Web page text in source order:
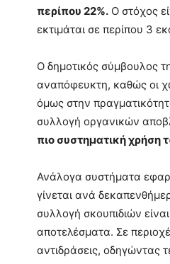
περίπου 22%. Ο στόχος
εκτιμάται σε περίπου 3
Ο δημοτικός σύμβουλος
αναπόφευκτη, καθώς οι
όμως στην
συλλογή οργανικών
πιο συστηματική
Ανάλογα συστήματα
γίνεται ανά
συλλογή σκουπιδιών
αποτελέσματα. Σε
αντιδράσεις, οδηγώντας